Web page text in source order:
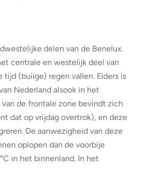
delen van de Benelux.
centrale en westelijk deel van
tijd (buiige) regen vallen. Elders is
Nederland alsook in het
de frontale zone bevindt zich
dat op vrijdag overtrok), en deze
De aanwezigheid van deze
oplopen dan de voorbije
in het binnenland. In het